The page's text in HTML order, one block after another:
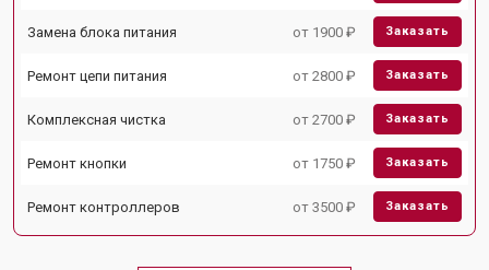
Замена блока питания от 1900 ₽ Заказать
Ремонт цепи питания от 2800 ₽ Заказать
Комплексная чистка от 2700 ₽ Заказать
Ремонт кнопки от 1750 ₽ Заказать
Ремонт контроллеров от 3500 ₽ Заказать